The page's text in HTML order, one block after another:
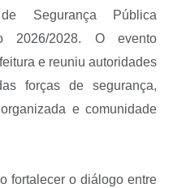
Segurança Pública
2026/2028. O evento
e reuniu autoridades
forças de segurança,
e comunidade
fortalecer o diálogo entre